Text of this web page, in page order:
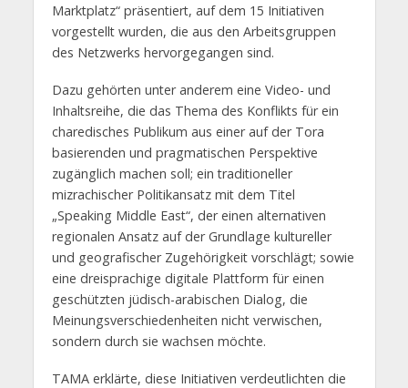
Marktplatz“ präsentiert, auf dem 15 Initiativen
vorgestellt wurden, die aus den Arbeitsgruppen
des Netzwerks hervorgegangen sind.
Dazu gehörten unter anderem eine Video- und
Inhaltsreihe, die das Thema des Konflikts für ein
charedisches Publikum aus einer auf der Tora
basierenden und pragmatischen Perspektive
zugänglich machen soll; ein traditioneller
mizrachischer Politikansatz mit dem Titel
„Speaking Middle East“, der einen alternativen
regionalen Ansatz auf der Grundlage kultureller
und geografischer Zugehörigkeit vorschlägt; sowie
eine dreisprachige digitale Plattform für einen
geschützten jüdisch-arabischen Dialog, die
Meinungsverschiedenheiten nicht verwischen,
sondern durch sie wachsen möchte.
TAMA erklärte, diese Initiativen verdeutlichten die